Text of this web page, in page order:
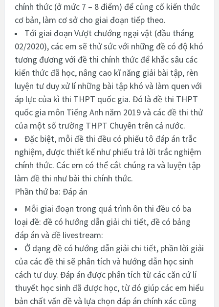
chính thức (ở mức 7 – 8 điểm) để củng cố kiến thức
cơ bản, làm cơ sở cho giai đoạn tiếp theo.
Tới giai đoạn Vượt chướng ngại vật (đầu tháng
02/2020), các em sẽ thử sức với những đề có độ khó
tương đương với đề thi chính thức để khắc sâu các
kiến thức đã học, nâng cao kĩ năng giải bài tập, rèn
luyện tư duy xử lí những bài tập khó và làm quen với
áp lực của kì thi THPT quốc gia. Đó là đề thi THPT
quốc gia môn Tiếng Anh năm 2019 và các đề thi thử
của một số trường THPT Chuyên trên cả nước.
Đặc biệt, mỗi đề thi đều có phiếu tô đáp án trắc
nghiệm, được thiết kế như phiếu trả lời trắc nghiệm
chính thức. Các em có thể cắt chúng ra và luyện tập
làm đề thi như bài thi chính thức.
Phần thứ ba: Đáp án
Mỗi giai đoạn trong quá trình ôn thi đều có ba
loại đề: đề có hướng dẫn giải chi tiết, đề có bảng
đáp án và đề livestream:
Ở dạng đề có hướng dẫn giải chi tiết, phần lời giải
của các đề thi sẽ phân tích và hướng dẫn học sinh
cách tư duy. Đáp án được phân tích từ các căn cứ lí
thuyết học sinh đã được học, từ đó giúp các em hiểu
bản chất vấn đề và lựa chọn đáp án chính xác cũng